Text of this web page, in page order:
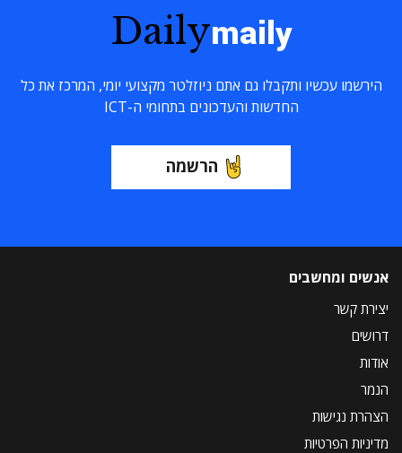
Dailymaily
הירשמו עכשיו ותקבלו גם אתם ניוזלטר מקצועי יומי, המרכז את כל
החדשות והעדכונים בתחומי ה-ICT
הרשמה
אנשים ומחשבים
יצירת קשר
דרושים
אודות
הנמר
הצהרת נגישות
מדיניות הפרטיות